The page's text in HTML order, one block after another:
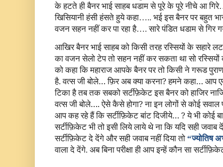
के हटते ही बैनर भाई साहब धडाम से पूरे के पूरे नीचे आ
खिसियानी हंसी हंसते हुये कहा….. भई इस बैनर पर बहुत
वजन सहन नहीं कर पा रहा है…. सारे पंडित धडाम से गिर
आखिर बैनर भाई साहब को किसी तरह रस्सियों के सहारे
का वजन सेलो टेप तो सहन नहीं कर सकता था सो रस्सियों
को कहा कि महाराज आपके बैनर पर तो किसी ने गरूड
है. वत्स जी बोले… फ़िर अब क्या करना? हमने कहा… आप
टिका है तब तक सबको सर्टीफ़ेकेट इस बैनर को हाजिर
वत्स जी बोले…. ऐसे कैसे होगा? ना इन लोगों से कोई सवाल
आप कह रहे हैं कि सर्टीफ़िकेट बांट दिजीये… ? ये भी कोई
सर्टीफ़िकेट भी तो इसी लिये लाये थे ना कि यदि सही जवाब
सर्टीफ़िकेट दे देंगे और सही जवाब नहीं दिया तो “ज्योतिष
वाला दे देंगे. अब बिना परीक्षा ही आप इन्हें कौन सा